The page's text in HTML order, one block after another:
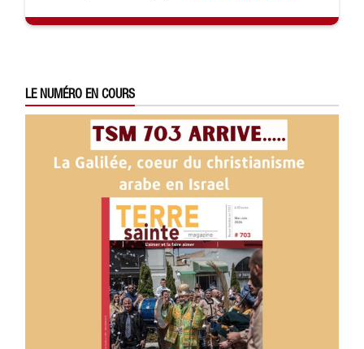
LE NUMÉRO EN COURS